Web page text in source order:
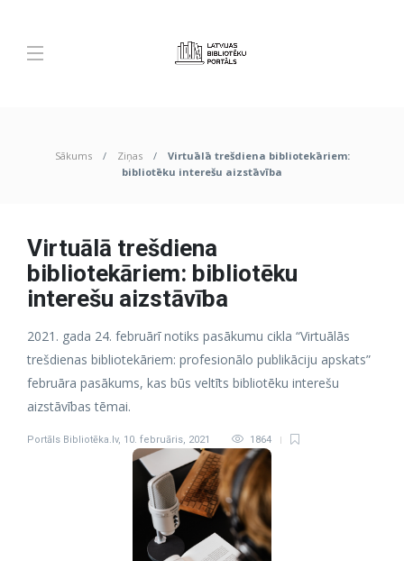
Sākums Ziņas
Virtuālā trešdiena bibliotekāriem:
bibliotēku interešu aizstāvība
Virtuālā trešdiena
bibliotekāriem: bibliotēku
interešu aizstāvība
2021. gada 24. februārī notiks pasākumu cikla “Virtuālās
trešdienas bibliotekāriem: profesionālo publikāciju apskats”
februāra pasākums, kas būs veltīts bibliotēku interešu
aizstāvības tēmai.
Portāls Bibliotēka.lv, 10. februāris, 2021 1864